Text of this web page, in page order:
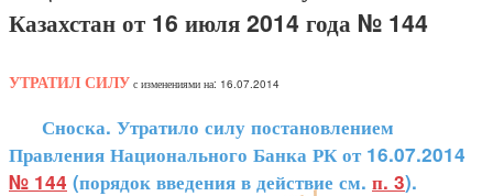
Казахстан от 16 июля 2014 года № 144
УТРАТИЛ СИЛУ с изменениями на: 16.07.2014
Сноска. Утратило силу постановлением
Правления Национального Банка РК от 16.07.2014
№ 144 (порядок введения в действие см. п. 3).